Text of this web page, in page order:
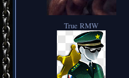
True RMW